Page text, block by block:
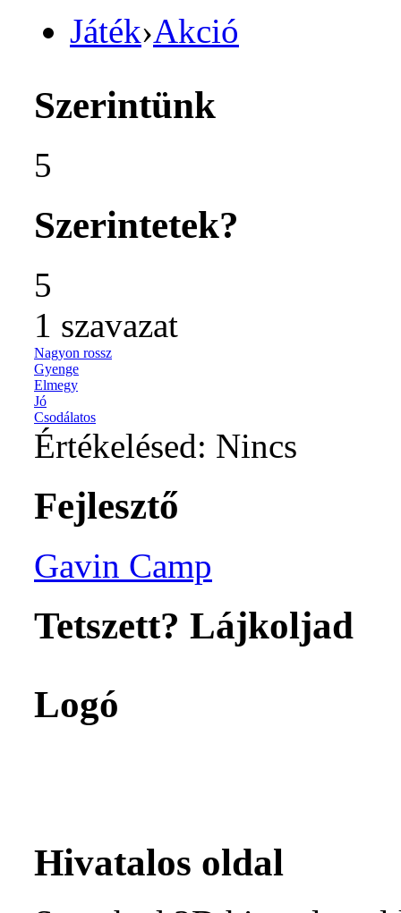
Játék›Akció
Szerintünk
5
Szerintetek?
5
1 szavazat
Nagyon rossz
Gyenge
Elmegy
Jó
Csodálatos
Értékelésed: Nincs
Fejlesztő
Gavin Camp
Tetszett? Lájkoljad
Logó
Hivatalos oldal